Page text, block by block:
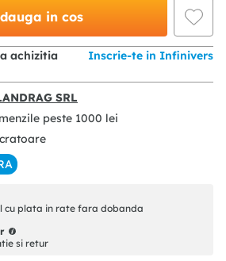
in cos
achizitia
Inscrie-te in Infinivers
SRL
peste 1000 lei
cu plata in rate fara dobanda
si retur